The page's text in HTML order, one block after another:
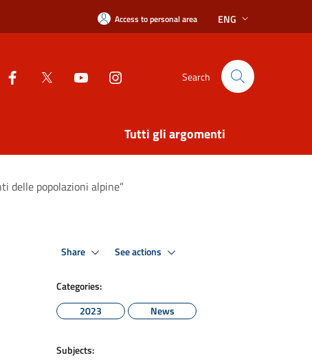
Access to personal area ENG
Search
Tutti gli argomenti
delle popolazioni alpine”
Share See actions
Categories:
2023
News
Subjects: